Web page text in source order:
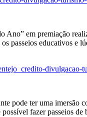
Ano” em premiação
passeios educativos e
pode ter uma imersão
fazer passeios de